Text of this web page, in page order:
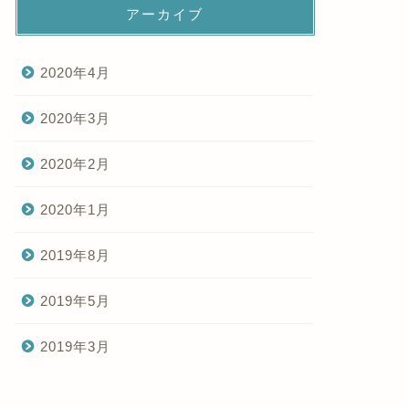
アーカイブ
2020年4月
2020年3月
2020年2月
2020年1月
2019年8月
2019年5月
2019年3月